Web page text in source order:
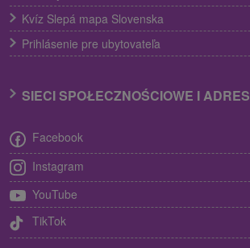
Kvíz Slepá mapa Slovenska
Prihlásenie pre ubytovateľa
SIECI SPOŁECZNOŚCIOWE I ADRES
Facebook
Instagram
YouTube
TikTok